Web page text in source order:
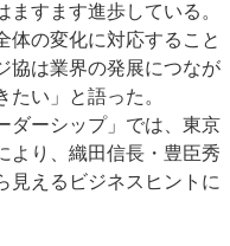
サイトポリシー
すます進歩している。
体の変化に対応すること
協は業界の発展につなが
い」と語った。
ダーシップ」では、東京
より、織田信長・豊臣秀
見えるビジネスヒントに